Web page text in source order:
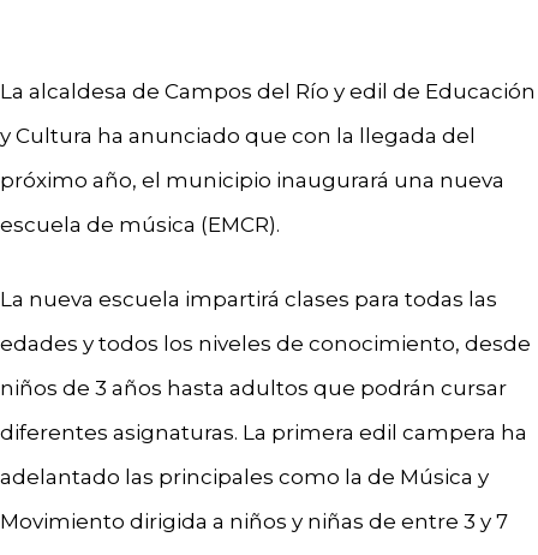
La alcaldesa de Campos del Río y edil de Educación
y Cultura ha anunciado que con la llegada del
próximo año, el municipio inaugurará una nueva
escuela de música (EMCR).
La nueva escuela impartirá clases para todas las
edades y todos los niveles de conocimiento, desde
niños de 3 años hasta adultos que podrán cursar
diferentes asignaturas. La primera edil campera ha
adelantado las principales como la de Música y
Movimiento dirigida a niños y niñas de entre 3 y 7